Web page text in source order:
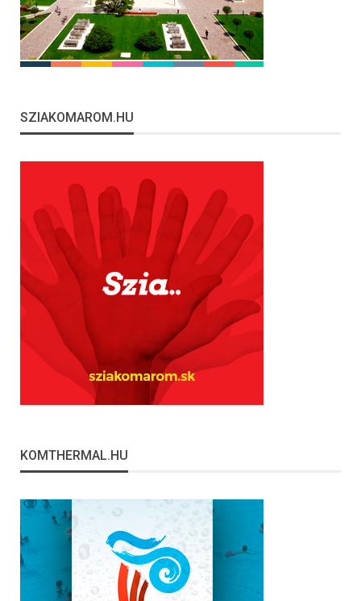
SZIAKOMAROM.HU
KOMTHERMAL.HU